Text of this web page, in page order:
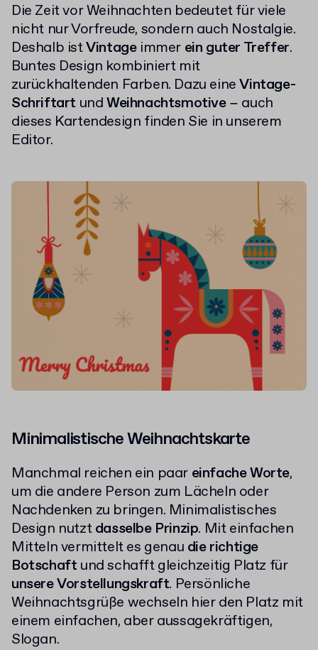
Die Zeit vor Weihnachten bedeutet für viele
nicht nur Vorfreude, sondern auch Nostalgie.
Deshalb istVintage immer ein guter Treffer.
Buntes Design kombiniert mit
zurückhaltenden Farben. Dazu eineVintage-
Schriftart undWeihnachtsmotive− auch
dieses Kartendesign finden Sie in unserem
Editor.
Minimalistische Weihnachtskarte
Manchmal reichen ein paar einfache Worte,
um die andere Person zum Lächeln oder
Nachdenken zu bringen. Minimalistisches
Design nutztdasselbe Prinzip. Mit einfachen
Mitteln vermittelt es genau die richtige
Botschaft und schafft gleichzeitig Platz für
unsere Vorstellungskraft. Persönliche
Weihnachtsgrüße wechseln hier den Platz mit
einem einfachen, aber aussagekräftigen,
Slogan.